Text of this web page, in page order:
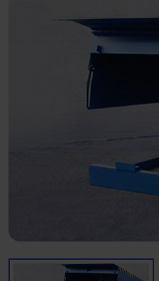
Especificação
portugal@manusa.com